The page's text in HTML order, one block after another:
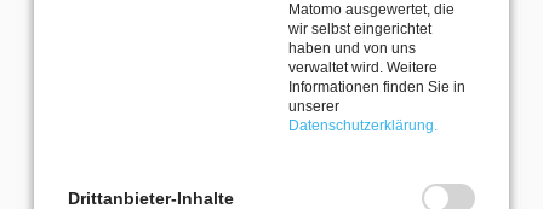
Die MKK-Reise 2026 führt zu den UNESCO-Welterbestätten
Bauhaus Dessau, Wörlitzer Park und Wittenberg und bietet ein
vielfältiges Kulturprogramm mit Führungen und gemeinsamen
Naturerlebnisreise
Matomo ausgewertet, die
wir selbst eingerichtet
haben und von uns
verwaltet wird. Weitere
Informationen finden Sie in
unserer
Datenschutzerklärung.
Drittanbieter-Inhalte